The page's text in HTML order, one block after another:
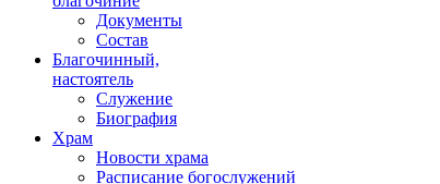
Документы
Состав
Благочинный,
настоятель
Служение
Биография
Храм
Новости храма
Расписание богослужений